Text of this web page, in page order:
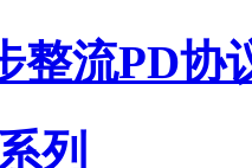
整流PD协
列